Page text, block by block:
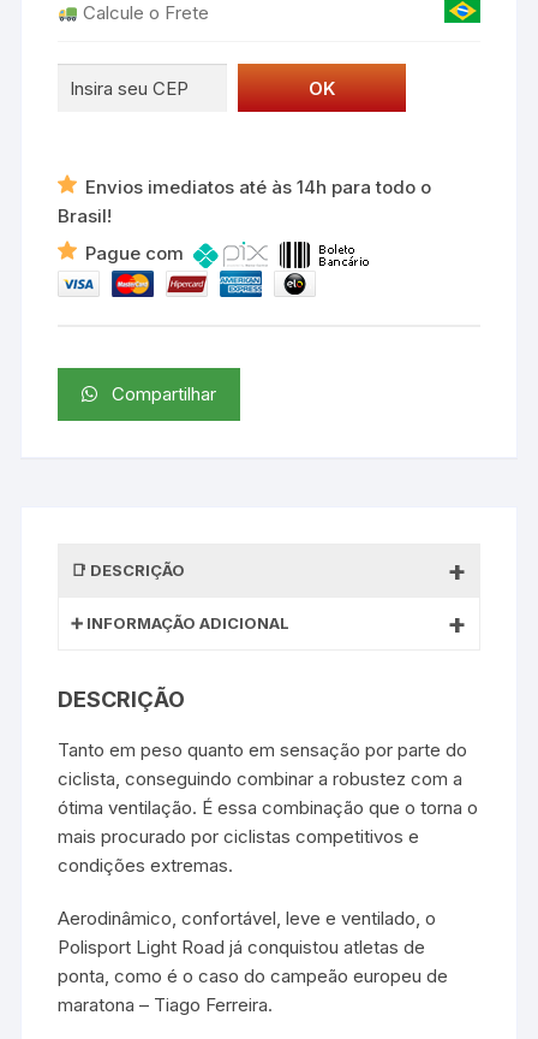
Calcule o Frete
Envios imediatos até às 14h para todo o
Brasil!
Pague com
Compartilhar
DESCRIÇÃO
INFORMAÇÃO ADICIONAL
DESCRIÇÃO
Tanto em peso quanto em sensação por parte do
ciclista, conseguindo combinar a robustez com a
ótima ventilação. É essa combinação que o torna o
mais procurado por ciclistas competitivos e
condições extremas.
Aerodinâmico, confortável, leve e ventilado, o
Polisport Light Road já conquistou atletas de
ponta, como é o caso do campeão europeu de
maratona – Tiago Ferreira.